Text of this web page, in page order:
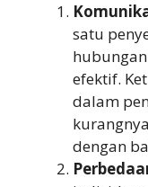
satu
efektif.
dalam
dengan